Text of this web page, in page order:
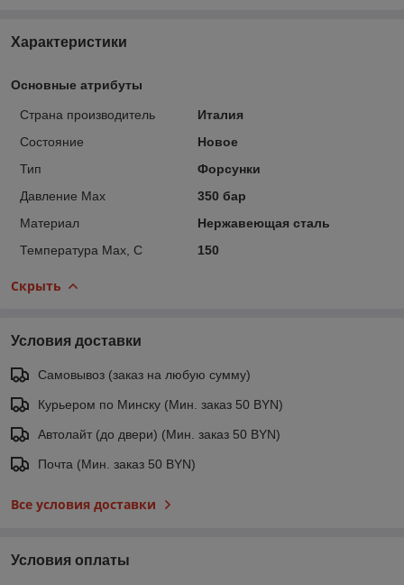
Характеристики
Основные атрибуты
Страна производитель
Италия
Состояние
Новое
Тип
Форсунки
Давление Max
350 бар
Материал
Нержавеющая сталь
Температура Max, С
150
Скрыть
Условия доставки
Самовывоз (заказ на любую сумму)
Курьером по Минску (Мин. заказ 50 BYN)
Автолайт (до двери) (Мин. заказ 50 BYN)
Почта (Мин. заказ 50 BYN)
Все условия доставки
Условия оплаты